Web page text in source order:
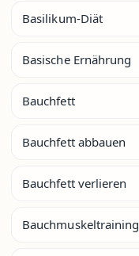
Basilikum-Diät
Basische Ernährung
Bauchfett
Bauchfett abbauen
Bauchfett verlieren
Bauchmuskeltraining